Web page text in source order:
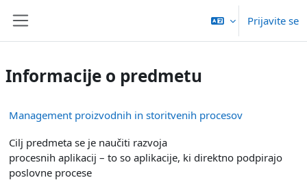
Prijavite se
Informacije o predmetu
Management proizvodnih in storitvenih procesov
Cilj predmeta se je naučiti razvoja
procesnih aplikacij – to so aplikacije, ki direktno podpirajo
poslovne procese